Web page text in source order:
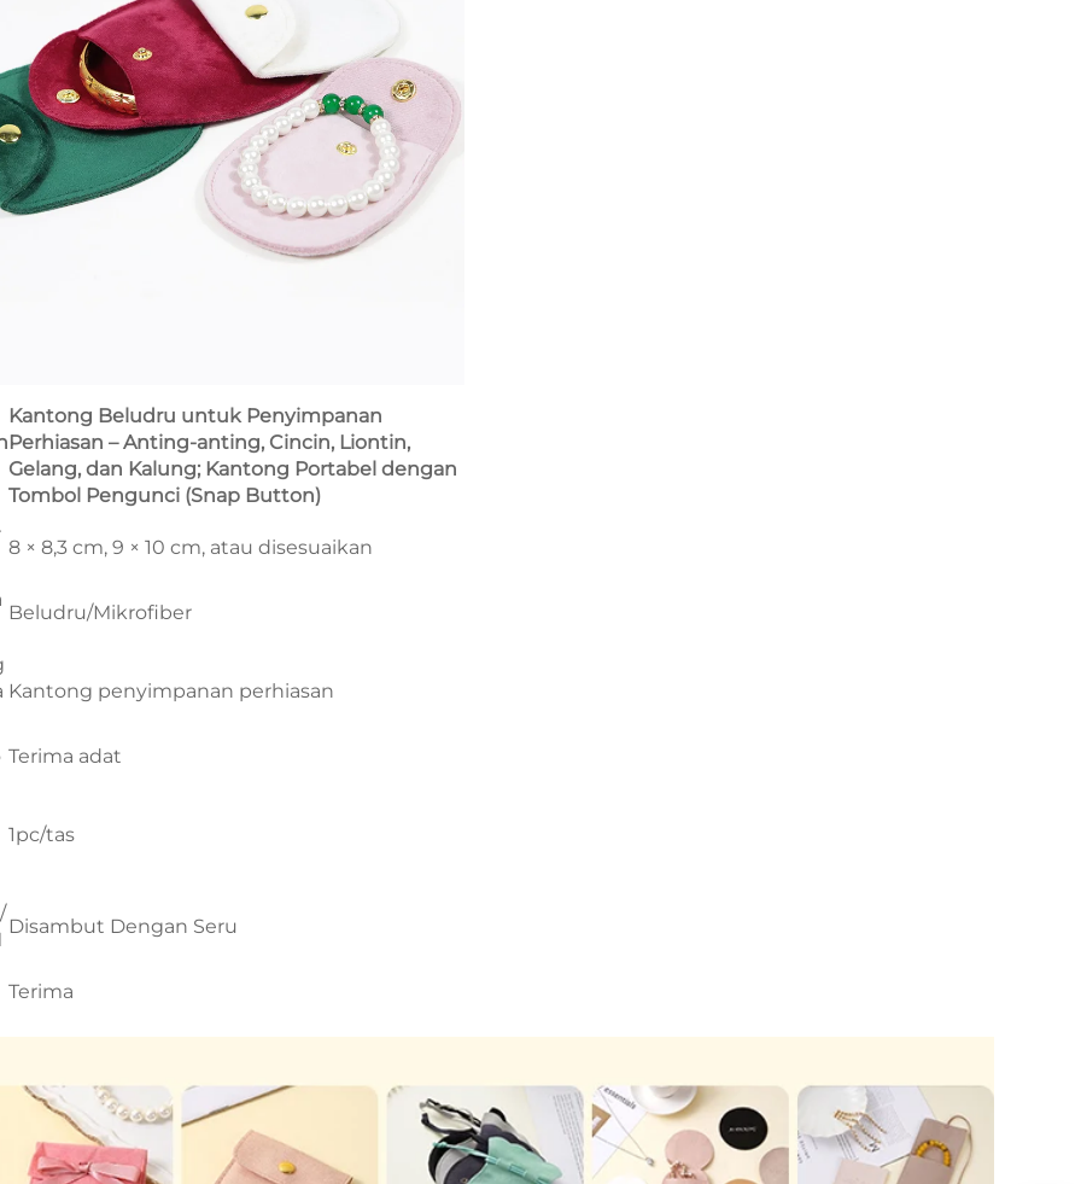
Kantong Beludru untuk Penyimpanan
Perhiasan – Anting-anting, Cincin, Liontin,
Gelang, dan Kalung; Kantong Portabel dengan
Tombol Pengunci (Snap Button)
8 × 8,3 cm, 9 × 10 cm, atau disesuaikan
Beludru/Mikrofiber
Kantong penyimpanan perhiasan
Terima adat
1pc/tas
Disambut Dengan Seru
Terima